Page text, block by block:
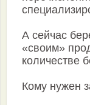
А сейчас
«своим»
количестве
Кому нужен